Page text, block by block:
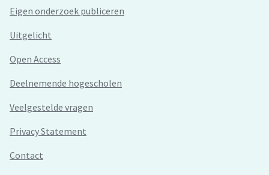
Eigen onderzoek publiceren
Uitgelicht
Open Access
Deelnemende hogescholen
Veelgestelde vragen
Privacy Statement
Contact